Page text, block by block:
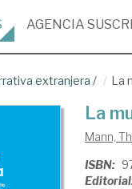
AGENCIA
extranjera / La
La
Mann,
ISBN: